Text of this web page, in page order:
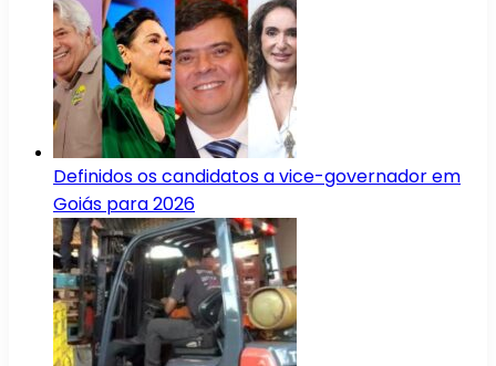
Definidos os candidatos a vice-governador em
Goiás para 2026